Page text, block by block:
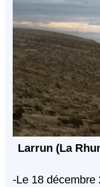
Larrun (La
-Le 18